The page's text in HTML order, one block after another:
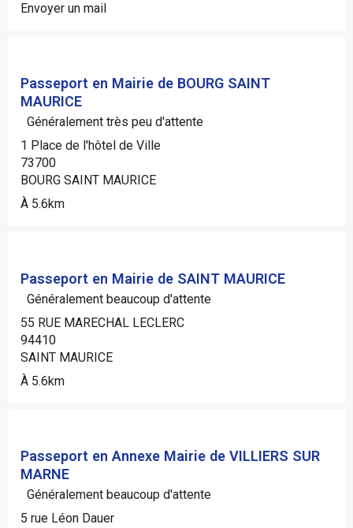
Envoyer un mail
Passeport en Mairie de BOURG SAINT
MAURICE
Généralement très peu d'attente
1 Place de l'hôtel de Ville
73700
BOURG SAINT MAURICE
À 5.6km
Passeport en Mairie de SAINT MAURICE
Généralement beaucoup d'attente
55 RUE MARECHAL LECLERC
94410
SAINT MAURICE
À 5.6km
Passeport en Annexe Mairie de VILLIERS SUR
MARNE
Généralement beaucoup d'attente
5 rue Léon Dauer